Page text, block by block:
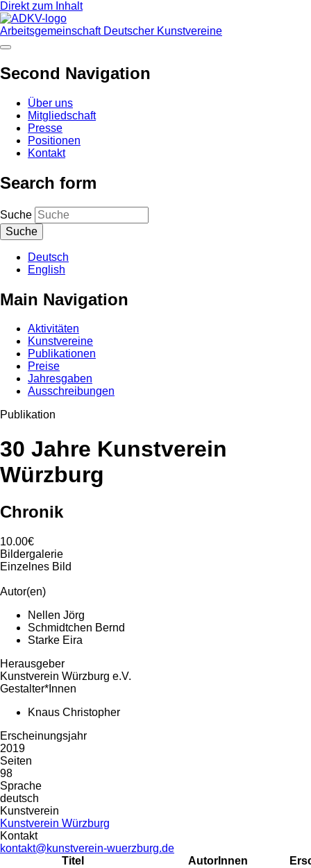
Direkt zum Inhalt
Arbeitsgemeinschaft Deutscher Kunstvereine
Second Navigation
Über uns
Mitgliedschaft
Presse
Positionen
Kontakt
Search form
Suche
Deutsch
English
Main Navigation
Aktivitäten
Kunstvereine
Publikationen
Preise
Jahresgaben
Ausschreibungen
Publikation
30 Jahre Kunstverein
Würzburg
Chronik
10.00€
Bildergalerie
Einzelnes Bild
Autor(en)
Nellen Jörg
Schmidtchen Bernd
Starke Eira
Herausgeber
Kunstverein Würzburg e.V.
Gestalter*Innen
Knaus Christopher
Erscheinungsjahr
2019
Seiten
98
Sprache
deutsch
Kunstverein
Kunstverein Würzburg
Kontakt
kontakt@kunstverein-wuerzburg.de
Titel
AutorInnen